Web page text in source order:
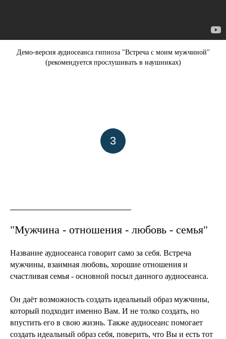
Демо-версия аудиосеанса гипноза "Встреча с моим мужчиной"
(рекомендуется прослушивать в наушниках)
3
"Мужчина - отношения - любовь - семья"
Название аудиосеанса говорит само за себя. Встреча
мужчины, взаимная любовь, хорошие отношения и
счастливая семья - основной посыл данного аудиосеанса.
Он даёт возможность создать идеальный образ мужчины,
который подходит именно Вам. И не толко создать, но
впустить его в свою жизнь. Также аудиосеанс помогает
создать идеальный образ себя, поверить, что Вы и есть тот